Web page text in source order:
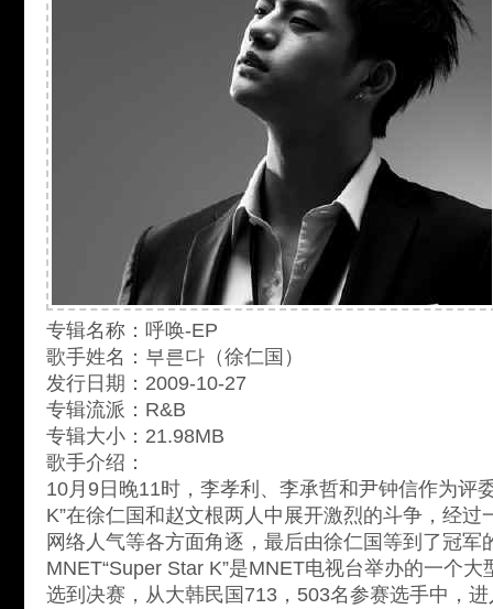
专辑名称：呼唤-EP
歌手姓名：부른다（徐仁国）
发行日期：2009-10-27
专辑流派：R&B
专辑大小：21.98MB
歌手介绍：
10月9日晚11时，李孝利、李承哲和尹钟信作为评
K”在徐仁国和赵文根两人中展开激烈的斗争，经过
网络人气等各方面角逐，最后由徐仁国等到了冠军
MNET“Super Star K”是MNET电视台举办的一个
选到决赛，从大韩民国713，503名参赛选手中，